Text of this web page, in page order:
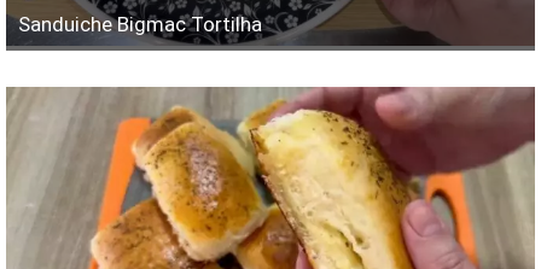
Sanduiche Bigmac Tortilha